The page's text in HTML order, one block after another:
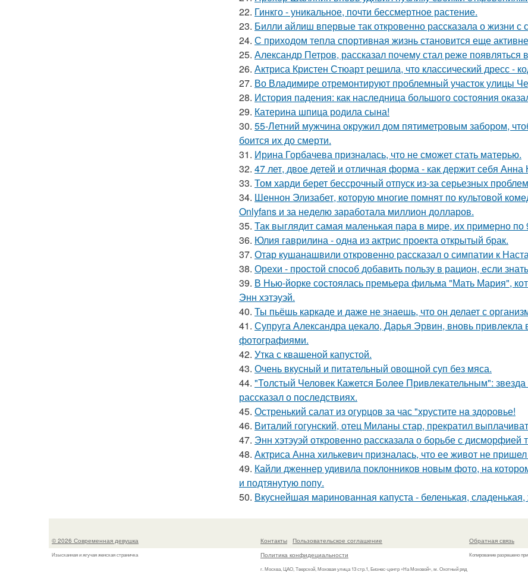
22. Гинкго - уникальное, почти бессмертное растение.
23. Билли айлиш впервые так откровенно рассказала о жизни с
24. С приходом тепла спортивная жизнь становится еще
25. Александр Петров, рассказал почему стал реже появляться
26. Актриса Кристен Стюарт решила, что классический дресс -
27. Во Владимире отремонтируют проблемный участок улицы
28. История падения: как наследница большого состояния
29. Катерина шпица родила сына!
30. 55-Летний мужчина окружил дом пятиметровым забором,
боится их до смерти.
31. Ирина Горбачева призналась, что не сможет стать матерью.
32. 47 лет, двое детей и отличная форма - как держит себя Анна
33. Том харди берет бессрочный отпуск из-за серьезных
34. Шеннон Элизабет, которую многие помнят по культовой
Onlyfans и за неделю заработала миллион долларов.
35. Так выглядит самая маленькая пара в мире, их примерно по
36. Юлия гаврилина - одна из актрис проекта открытый брак.
37. Отар кушанашвили откровенно рассказал о симпатии к
38. Орехи - простой способ добавить пользу в рацион, если
39. В Нью-йорке состоялась премьера фильма "Мать Мария",
Энн хэтэуэй.
40. Ты пьёшь каркаде и даже не знаешь, что он делает с
41. Супруга Александра цекало, Дарья Эрвин, вновь
фотографиями.
42. Утка с квашеной капустой.
43. Очень вкусный и питательный овощной суп без мяса.
44. "Толстый Человек Кажется Более Привлекательным":
рассказал о последствиях.
45. Остренький салат из огурцов за час "хрустите нa здоровье!
46. Виталий гогунский, отец Миланы стар, прекратил
47. Энн хэтэуэй откровенно рассказала о борьбе с дисморфией
48. Актриса Анна хилькевич призналась, что ее живот не
49. Кайли дженнер удивила поклонников новым фото, на
и подтянутую попу.
50. Вкуснейшая маринованная капуста - беленькая,
© 2026 Современная девушка
Изысканная и жгучая женская страничка
Контакты
Пользовательское соглашение
Политика конфидециальности
г. Москва, ЦАО, Тверской, Моховая улица 13 стр.1, Бизнес-центр «На Моховой», м. Охотный ряд
Обратная связь
Копирование разрешено